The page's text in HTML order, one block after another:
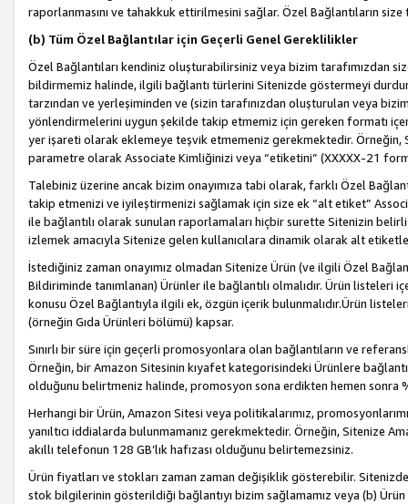
raporlanmasını ve tahakkuk ettirilmesini sağlar. Özel Bağlantıların
(b) Tüm Özel Bağlantılar için Geçerli Genel Gereklilikler
Özel Bağlantıları kendiniz oluşturabilirsiniz veya bizim tarafımızdan
bildirmemiz halinde, ilgili bağlantı türlerini Sitenizde göstermeyi
tarzından ve yerleşiminden ve (sizin tarafınızdan oluşturulan veya
yönlendirmelerini uygun şekilde takip etmemiz için gereken formatı
yer işareti olarak eklemeye teşvik etmemeniz gerekmektedir. Örneğin,
parametre olarak Associate Kimliğinizi veya “etiketini” (XXXXX-21
Talebiniz üzerine ancak bizim onayımıza tabi olarak, farklı Özel
takip etmenizi ve iyileştirmenizi sağlamak için size ek “alt etiket”
ile bağlantılı olarak sunulan raporlamaları hiçbir surette Sitenizin belirli
izlemek amacıyla Sitenize gelen kullanıcılara dinamik olarak alt
İstediğiniz zaman onayımız olmadan Sitenize Ürün (ve ilgili Özel
Bildiriminde tanımlanan) Ürünler ile bağlantılı olmalıdır. Ürün listeleri
konusu Özel Bağlantıyla ilgili ek, özgün içerik bulunmalıdır.Ürün
(örneğin Gıda Ürünleri bölümü) kapsar.
Sınırlı bir süre için geçerli promosyonlara olan bağlantıların ve
Örneğin, bir Amazon Sitesinin kıyafet kategorisindeki Ürünlere
olduğunu belirtmeniz halinde, promosyon sona erdikten hemen sonra
Herhangi bir Ürün, Amazon Sitesi veya politikalarımız,
yanıltıcı iddialarda bulunmamanız gerekmektedir. Örneğin, Sitenize
akıllı telefonun 128 GB’lık hafızası olduğunu belirtemezsiniz.
Ürün fiyatları ve stokları zaman zaman değişiklik gösterebilir.
stok bilgilerinin gösterildiği bağlantıyı bizim sağlamamız veya (b)